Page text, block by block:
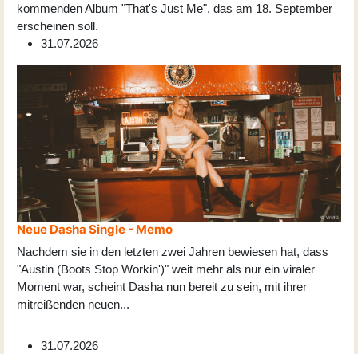
kommenden Album "That's Just Me", das am 18. September
erscheinen soll.
31.07.2026
Neue Dasha Single - Memo
Nachdem sie in den letzten zwei Jahren bewiesen hat, dass
"Austin (Boots Stop Workin')" weit mehr als nur ein viraler
Moment war, scheint Dasha nun bereit zu sein, mit ihrer
mitreißenden neuen...
31.07.2026